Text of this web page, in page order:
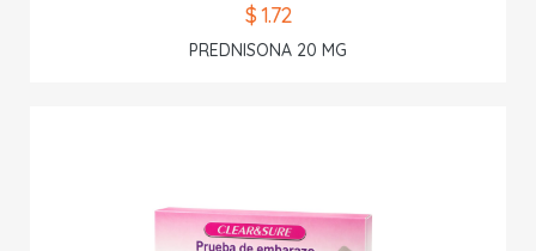
$ 1.72
PREDNISONA 20 MG